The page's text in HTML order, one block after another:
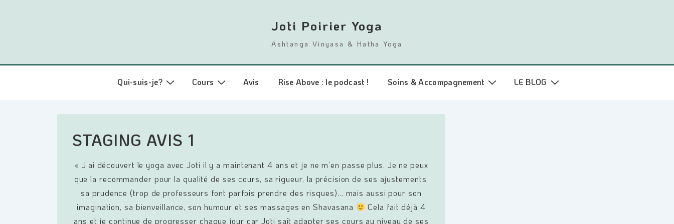
principal
Joti Poirier Yoga
Ashtanga Vinyasa & Hatha Yoga
Navigation
Qui-suis-je? Cours Avis Rise Above : le podcast ! Soins & Accompagnement LE BLOG
STAGING AVIS 1
« J’ai découvert le yoga avec Joti il y a maintenant 4 ans et je ne m’en passe plus. Je ne peux
que la recommander pour la qualité de ses cours, sa rigueur, la précision de ses ajustements,
sa prudence (trop de professeurs font parfois prendre des risques)… mais aussi pour son
imagination, sa bienveillance, son humour et ses massages en Shavasana
Cela fait déjà 4
ans et je continue de progresser chaque jour car Joti sait adapter ses cours au niveau de ses